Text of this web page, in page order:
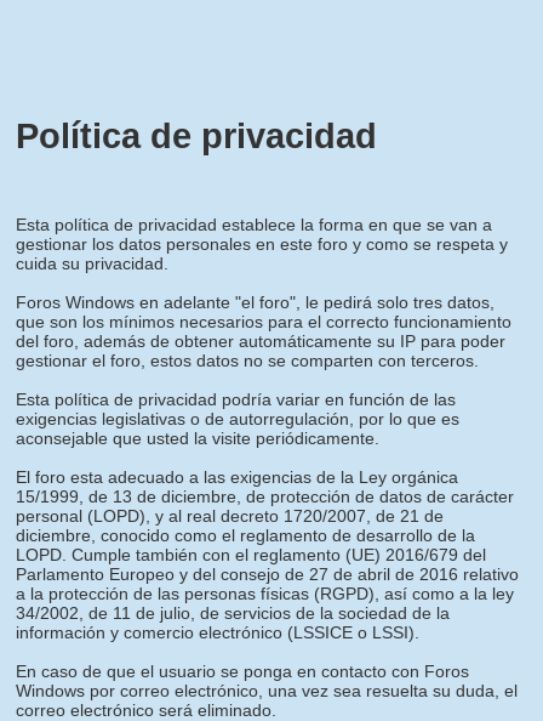
Política de privacidad
Esta política de privacidad establece la forma en que se van a
gestionar los datos personales en este foro y como se respeta y
cuida su privacidad.
Foros Windows en adelante "el foro", le pedirá solo tres datos,
que son los mínimos necesarios para el correcto funcionamiento
del foro, además de obtener automáticamente su IP para poder
gestionar el foro, estos datos no se comparten con terceros.
Esta política de privacidad podría variar en función de las
exigencias legislativas o de autorregulación, por lo que es
aconsejable que usted la visite periódicamente.
El foro esta adecuado a las exigencias de la Ley orgánica
15/1999, de 13 de diciembre, de protección de datos de carácter
personal (LOPD), y al real decreto 1720/2007, de 21 de
diciembre, conocido como el reglamento de desarrollo de la
LOPD. Cumple también con el reglamento (UE) 2016/679 del
Parlamento Europeo y del consejo de 27 de abril de 2016 relativo
a la protección de las personas físicas (RGPD), así como a la ley
34/2002, de 11 de julio, de servicios de la sociedad de la
información y comercio electrónico (LSSICE o LSSI).
En caso de que el usuario se ponga en contacto con Foros
Windows por correo electrónico, una vez sea resuelta su duda, el
correo electrónico será eliminado.